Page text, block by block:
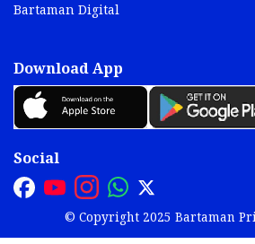
Bartaman Digital
Download App
Social
© Copyright 2025 Bartaman